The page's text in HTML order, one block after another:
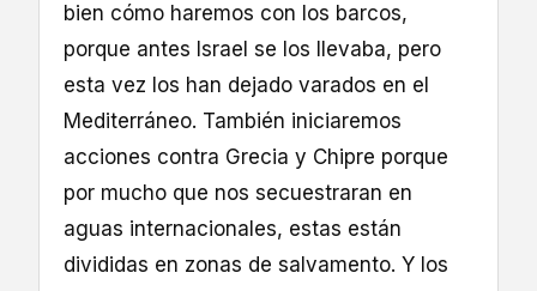
bien cómo haremos con los barcos,
porque antes Israel se los llevaba, pero
esta vez los han dejado varados en el
Mediterráneo. También iniciaremos
acciones contra Grecia y Chipre porque
por mucho que nos secuestraran en
aguas internacionales, estas están
divididas en zonas de salvamento. Y los